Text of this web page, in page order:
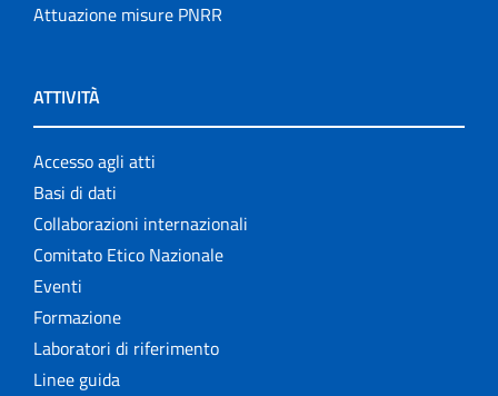
Attuazione misure PNRR
ATTIVITÀ
Accesso agli atti
Basi di dati
Collaborazioni internazionali
Comitato Etico Nazionale
Eventi
Formazione
Laboratori di riferimento
Linee guida